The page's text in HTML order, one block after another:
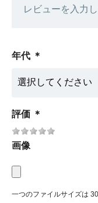
レビューを入力
年代 ＊
評価 ＊
画像
一つのファイルサイズは